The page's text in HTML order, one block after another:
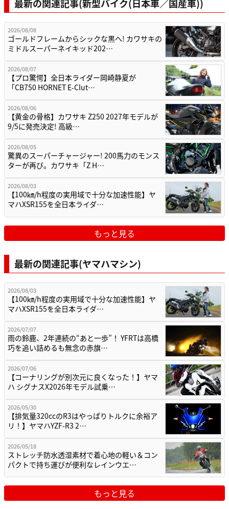
最新の関連記事(新型バイク(日本車／国産車))
2026/08/08
ゴールドフレームからシックな黒へ! カワサキの
ミドルスーパーネイキッド202…
2026/08/07
【プロ驚愕】全日本ライダー岡崎静夏が
「CB750 HORNET E-Clut…
2026/08/06
【黄金の骨格】カワサキ Z250 2027年モデルが
9/5に発売決定! 高級…
2026/08/05
驚異のスーパーチャージャー! 200馬力のモンス
ターが再び。カワサキ「Z H…
2026/08/03
【100㎞/h程度の実用域で十分な加速性能】ヤ
マハXSR155を全日本ライダ…
もっと見る
最新の関連記事(ヤマハマシン)
2026/08/03
【100㎞/h程度の実用域で十分な加速性能】ヤ
マハXSR155を全日本ライダ…
2026/07/07
雨の鈴鹿、2年連続の“あと一歩”！ YFRTは高橋
巧を追い詰めるも無念の赤旗…
2026/07/06
【コーナリングが別次元に良くなった！】ヤマ
ハ シグナスX2026年モデル試乗…
2026/05/30
【排気量320ccのR3はやっぱりトルクに余裕ア
リ！】ヤマハYZF-R3 2…
2026/05/18
ストレッチ防水透湿素材で着心地の軽い＆コン
パクトで持ち運びが便利なレインウエ…
もっと見る